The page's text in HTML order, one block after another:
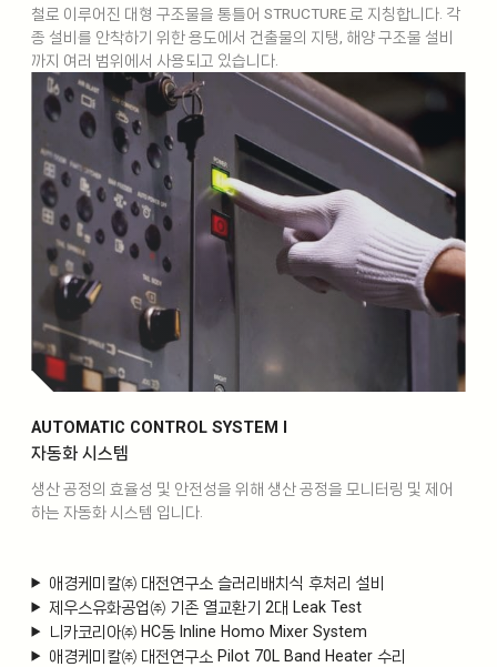
철로 이루어진 대형 구조물을 통틀어 STRUCTURE 로 지칭합니다. 각
종 설비를 안착하기 위한 용도에서 건출물의 지탱, 해양 구조물 설비
까지 여러 범위에서 사용되고 있습니다.
AUTOMATIC CONTROL SYSTEM l
자동화 시스템
생산 공정의 효율성 및 안전성을 위해 생산 공정을 모니터링 및 제어
하는 자동화 시스템 입니다.
애경케미칼㈜ 대전연구소 슬러리배치식 후처리 설비
제우스유화공업㈜ 기존 열교환기 2대 Leak Test
니카코리아㈜ HC동 Inline Homo Mixer System
애경케미칼㈜ 대전연구소 Pilot 70L Band Heater 수리